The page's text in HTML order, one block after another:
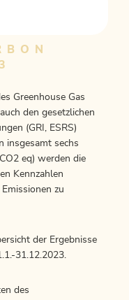
Greenhouse Gas
den gesetzlichen
(GRI, ESRS)
insgesamt sechs
eq) werden die
Kennzahlen
zu
der Ergebnisse
31.12.2023.
des